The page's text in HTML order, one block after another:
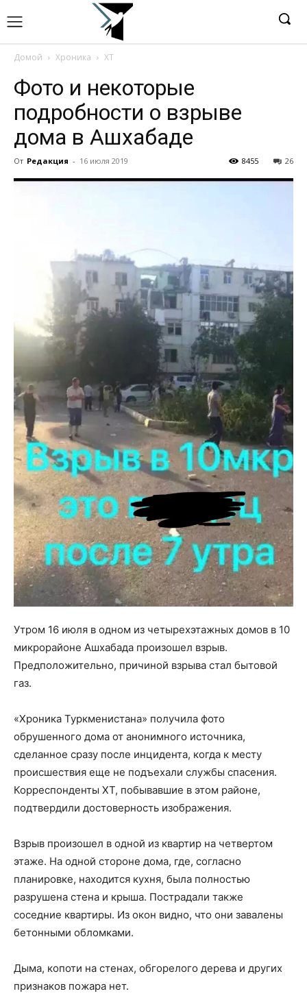
Домой Хроника ХТ
Фото и некоторые
подробности о взрыве
дома в Ашхабаде
От Редакция - 16 июля 2019 26
8455
Утром 16 июля в одном из четырехэтажных домов в 10
микрорайоне Ашхабада произошел взрыв.
Предположительно, причиной взрыва стал бытовой
газ.
«Хроника Туркменистана» получила фото
обрушенного дома от анонимного источника,
сделанное сразу после инцидента, когда к месту
происшествия еще не подъехали службы спасения.
Корреспонденты ХТ, побывавшие в этом районе,
подтвердили достоверность изображения.
Взрыв произошел в одной из квартир на четвертом
этаже. На одной стороне дома, где, согласно
планировке, находится кухня, была полностью
разрушена стена и крыша. Пострадали также
соседние квартиры. Из окон видно, что они завалены
бетонными обломками.
Дыма, копоти на стенах, обгорелого дерева и других
признаков пожара нет.